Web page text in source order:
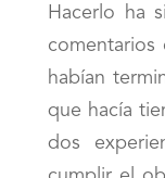
Hacerlo ha
comentarios
habían
que hacía
dos